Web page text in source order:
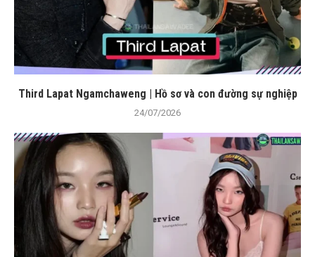
Third Lapat Ngamchaweng | Hồ sơ và con đường sự nghiệp
24/07/2026